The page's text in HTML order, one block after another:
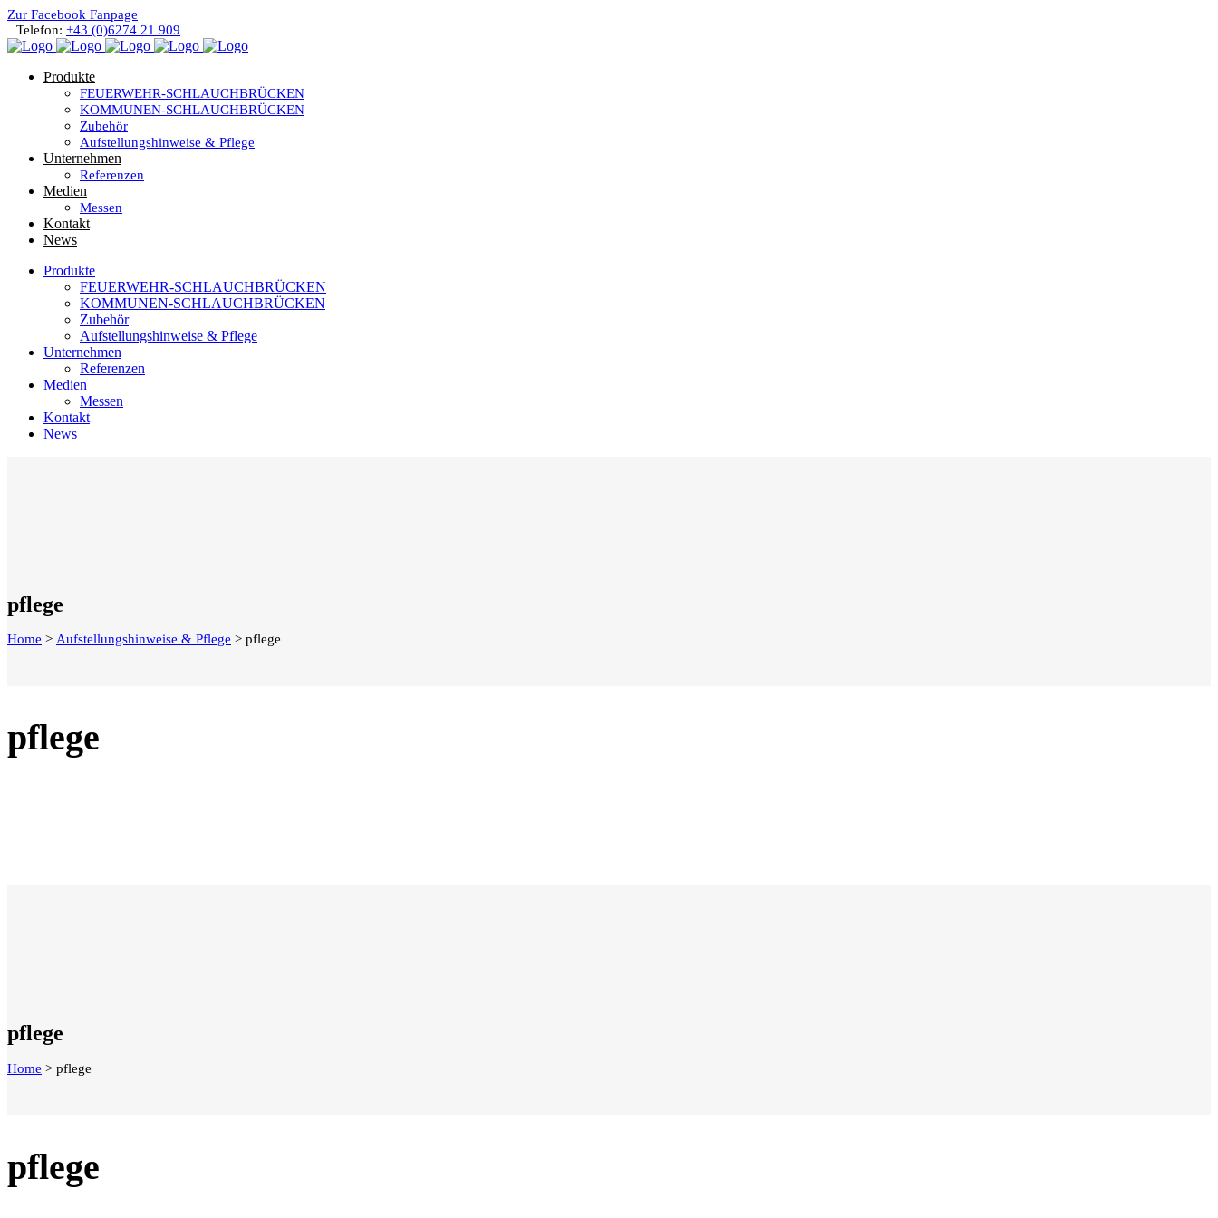
Zur Facebook Fanpage
Telefon: +43 (0)6274 21 909
Produkte
FEUERWEHR-SCHLAUCHBRÜCKEN
KOMMUNEN-SCHLAUCHBRÜCKEN
Zubehör
Aufstellungshinweise & Pflege
Unternehmen
Referenzen
Medien
Messen
Kontakt
News
Produkte
FEUERWEHR-SCHLAUCHBRÜCKEN
KOMMUNEN-SCHLAUCHBRÜCKEN
Zubehör
Aufstellungshinweise & Pflege
Unternehmen
Referenzen
Medien
Messen
Kontakt
News
pflege
Home > Aufstellungshinweise & Pflege > pflege
pflege
pflege
Home > pflege
pflege